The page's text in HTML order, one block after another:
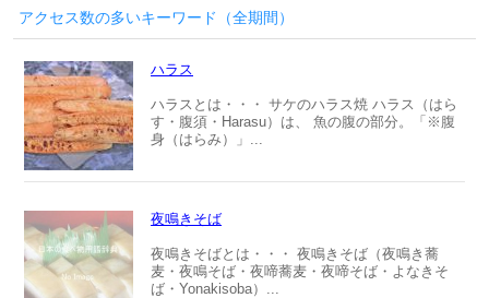
アクセス数の多いキーワード（全期間）
ハラス
ハラスとは・・・ サケのハラス焼 ハラス（はら
す・腹須・Harasu）は、 魚の腹の部分。「※腹
身（はらみ）」...
夜鳴きそば
夜鳴きそばとは・・・ 夜鳴きそば（夜鳴き蕎
麦・夜鳴そば・夜啼蕎麦・夜啼そば・よなきそ
ば・Yonakisoba）...